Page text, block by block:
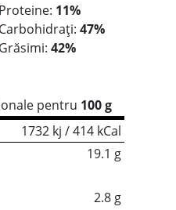
Proteine: 11%
Carbohidrați: 47%
Grăsimi: 42%
pentru 100 g
1732 kj / 414 kCal
19.1 g
2.8 g